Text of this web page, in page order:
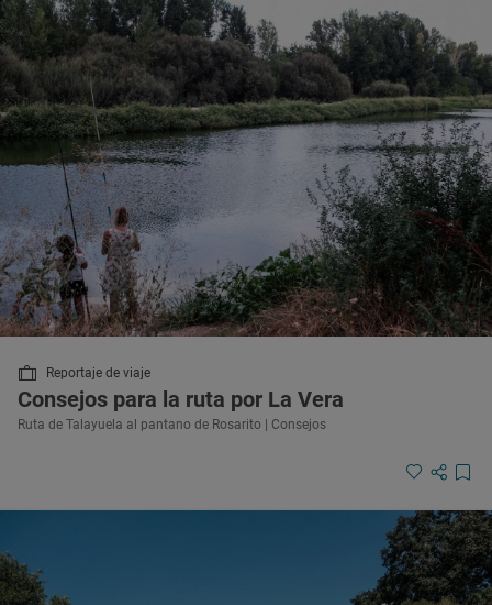
Reportaje de viaje
Consejos para la ruta por La Vera
Ruta de Talayuela al pantano de Rosarito | Consejos